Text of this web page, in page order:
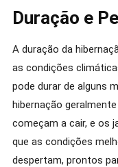
Duração e
A duração da
as condições
pode durar de alguns
hibernação
começam a cair, e os
que as condições
despertam, prontos